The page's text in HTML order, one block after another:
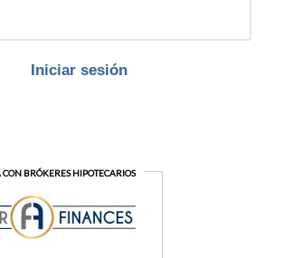
Iniciar sesión